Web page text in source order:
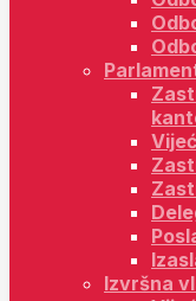
Izvršna